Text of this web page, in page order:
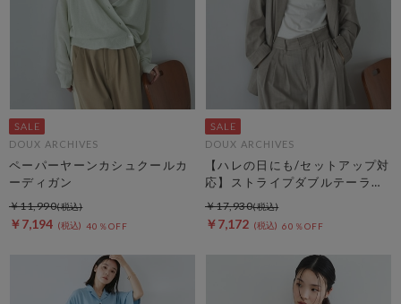
DOUX ARCHIVES
ペーパーヤーンカシュクールカ
ーディガン
￥7,194 40％OFF
￥11,990
DOUX ARCHIVES
【ハレの日にも/セットアップ対
応】ストライプダブルテーラー
ドジャケット
￥7,172 60％OFF
￥17,930